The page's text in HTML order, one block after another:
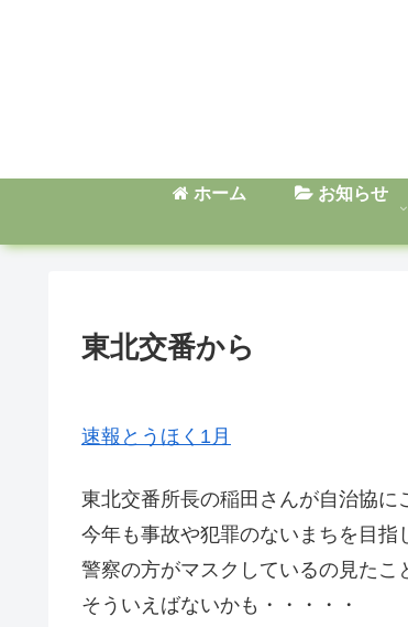
ホーム お知らせ
東北交番から
速報とうほく1月
東北交番所長の稲田さんが自治協に
今年も事故や犯罪のないまちを目指
警察の方がマスクしているの見たこ
そういえばないかも・・・・・